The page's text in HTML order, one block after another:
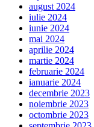
august 2024
iulie 2024
iunie 2024
mai 2024
aprilie 2024
martie 2024
februarie 2024
ianuarie 2024
decembrie 2023
noiembrie 2023
octombrie 2023